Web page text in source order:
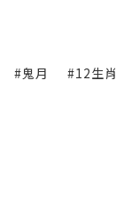
#鬼月 #12生肖